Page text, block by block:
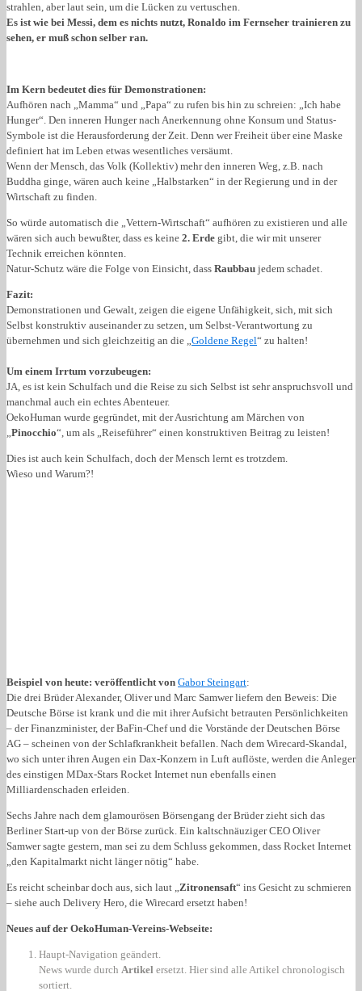
strahlen, aber laut sein, um die Lücken zu vertuschen.
Es ist wie bei Messi, dem es nichts nutzt, Ronaldo im Fernseher trainieren zu
sehen, er muß schon selber ran.
Im Kern bedeutet dies für Demonstrationen:
Aufhören nach „Mamma“ und „Papa“ zu rufen bis hin zu schreien: „Ich habe
Hunger“. Den inneren Hunger nach Anerkennung ohne Konsum und Status-
Symbole ist die Herausforderung der Zeit. Denn wer Freiheit über eine Maske
definiert hat im Leben etwas wesentliches versäumt.
Wenn der Mensch, das Volk (Kollektiv) mehr den inneren Weg, z.B. nach
Buddha ginge, wären auch keine „Halbstarken“ in der Regierung und in der
Wirtschaft zu finden.
So würde automatisch die „Vettern-Wirtschaft“ aufhören zu existieren und alle
wären sich auch bewußter, dass es keine 2. Erde gibt, die wir mit unserer
Technik erreichen könnten.
Natur-Schutz wäre die Folge von Einsicht, dass Raubbau jedem schadet.
Fazit:
Demonstrationen und Gewalt, zeigen die eigene Unfähigkeit, sich, mit sich
Selbst konstruktiv auseinander zu setzen, um Selbst-Verantwortung zu
übernehmen und sich gleichzeitig an die „Goldene Regel“ zu halten!
Um einem Irrtum vorzubeugen:
JA, es ist kein Schulfach und die Reise zu sich Selbst ist sehr anspruchsvoll und
manchmal auch ein echtes Abenteuer.
OekoHuman wurde gegründet, mit der Ausrichtung am Märchen von
„Pinocchio“, um als „Reiseführer“ einen konstruktiven Beitrag zu leisten!
Dies ist auch kein Schulfach, doch der Mensch lernt es trotzdem.
Wieso und Warum?!
Beispiel von heute: veröffentlicht von Gabor Steingart:
Die drei Brüder Alexander, Oliver und Marc Samwer liefern den Beweis: Die
Deutsche Börse ist krank und die mit ihrer Aufsicht betrauten Persönlichkeiten
– der Finanzminister, der BaFin-Chef und die Vorstände der Deutschen Börse
AG – scheinen von der Schlafkrankheit befallen. Nach dem Wirecard-Skandal,
wo sich unter ihren Augen ein Dax-Konzern in Luft auflöste, werden die Anleger
des einstigen MDax-Stars Rocket Internet nun ebenfalls einen
Milliardenschaden erleiden.
Sechs Jahre nach dem glamourösen Börsengang der Brüder zieht sich das
Berliner Start-up von der Börse zurück. Ein kaltschnäuziger CEO Oliver
Samwer sagte gestern, man sei zu dem Schluss gekommen, dass Rocket Internet
„den Kapitalmarkt nicht länger nötig“ habe.
Es reicht scheinbar doch aus, sich laut „Zitronensaft“ ins Gesicht zu schmieren
– siehe auch Delivery Hero, die Wirecard ersetzt haben!
Neues auf der OekoHuman-Vereins-Webseite:
Haupt-Navigation geändert.
News wurde durch Artikel ersetzt. Hier sind alle Artikel chronologisch
sortiert.